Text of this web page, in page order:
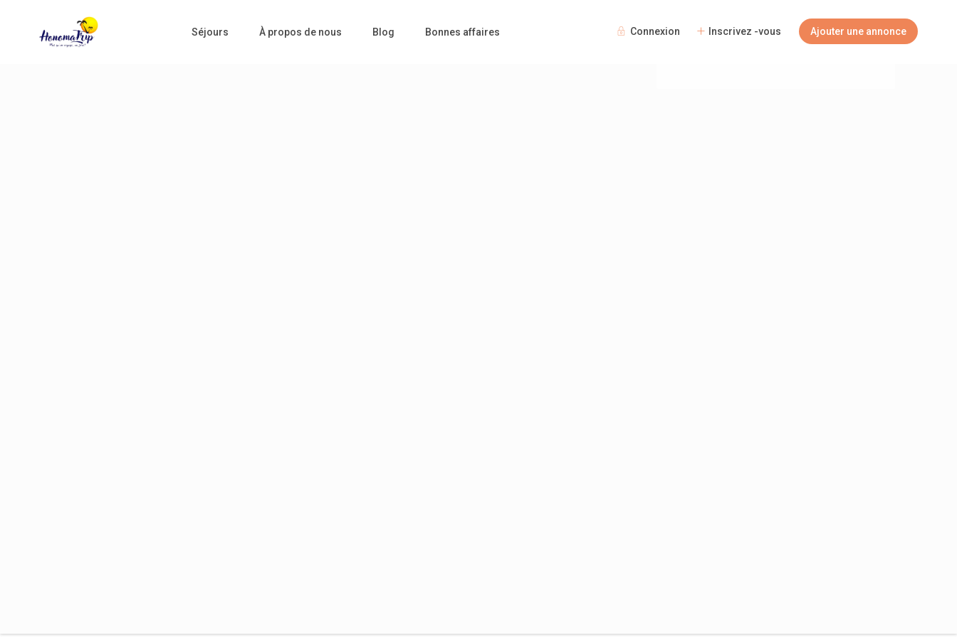
Connexion Inscrivez -vous Ajouter une annonce
Séjours À propos de nous Blog Bonnes affaires